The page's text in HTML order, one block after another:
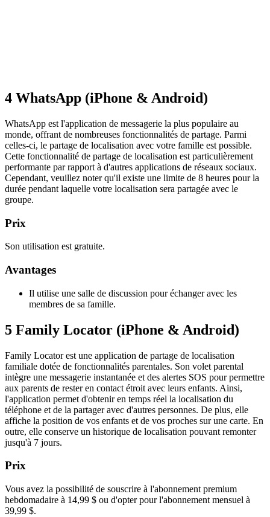
4 WhatsApp (iPhone & Android)
WhatsApp est l'application de messagerie la plus populaire au
monde, offrant de nombreuses fonctionnalités de partage. Parmi
celles-ci, le partage de localisation avec votre famille est possible.
Cette fonctionnalité de partage de localisation est particulièrement
performante par rapport à d'autres applications de réseaux sociaux.
Cependant, veuillez noter qu'il existe une limite de 8 heures pour la
durée pendant laquelle votre localisation sera partagée avec le
groupe.
Prix
Son utilisation est gratuite.
Avantages
Il utilise une salle de discussion pour échanger avec les
membres de sa famille.
5 Family Locator (iPhone & Android)
Family Locator est une application de partage de localisation
familiale dotée de fonctionnalités parentales. Son volet parental
intègre une messagerie instantanée et des alertes SOS pour permettre
aux parents de rester en contact étroit avec leurs enfants. Ainsi,
l'application permet d'obtenir en temps réel la localisation du
téléphone et de la partager avec d'autres personnes. De plus, elle
affiche la position de vos enfants et de vos proches sur une carte. En
outre, elle conserve un historique de localisation pouvant remonter
jusqu'à 7 jours.
Prix
Vous avez la possibilité de souscrire à l'abonnement premium
hebdomadaire à 14,99 $ ou d'opter pour l'abonnement mensuel à
39,99 $.